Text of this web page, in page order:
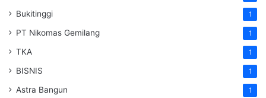
Bukitinggi 1
PT Nikomas Gemilang 1
TKA 1
BISNIS 1
Astra Bangun 1